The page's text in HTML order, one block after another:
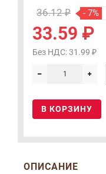
36.12 ₽ - 7%
33.59 ₽
Без НДС: 31.99 ₽
В КОРЗИНУ
ОПИСАНИЕ